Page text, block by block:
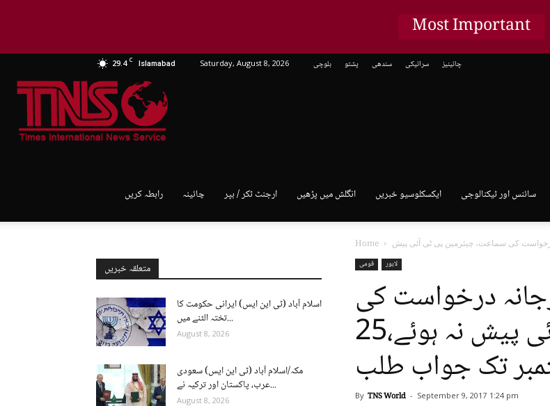
29.4 C Islamabad Saturday, August 8, 2026 بلوچی پشتو سندھی سرائیکی چائینیز
رابطہ کریں چائینہ ارجنٹ ٹکر / بپر انگلش میں پڑھیں ایکسکلوسیو خبریں سائنس اور ٹیکنالوجی
Home
قومی
لاہور
درخواست کی
سماعت، چیئرمین پی ٹی آئی پیش نہ ہوئے،25
تک جواب طلب
By TNS World - September 9, 2017 1:24 pm
متعلقہ خبریں
اسلام آباد (ٹی این ایس) ایرانی حکومت کا
تختہ الٹنے میں...
August 8, 2026
مکہ/اسلام آباد (ٹی این ایس) سعودی
عرب، پاکستان اور ترکیہ نے...
August 8, 2026
Most Important